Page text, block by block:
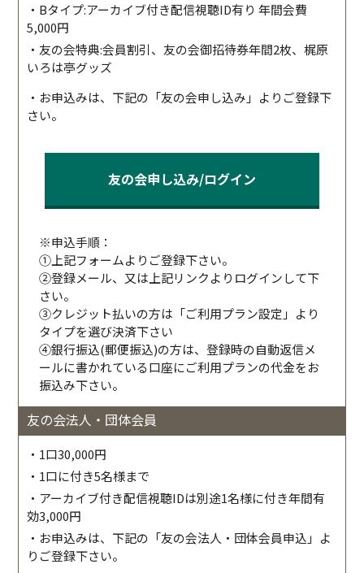
・Bタイプ:アーカイブ付き配信視聴ID有り 年間会費
5,000円
・友の会特典:会員割引、友の会御招待券年間2枚、梶原
いろは亭グッズ
・お申込みは、下記の「友の会申し込み」よりご登録下
さい。
友の会申し込み/ログイン
※申込手順：
①上記フォームよりご登録下さい。
②登録メール、又は上記リンクよりログインして下
さい。
③クレジット払いの方は「ご利用プラン設定」より
タイプを選び決済下さい
④銀行振込(郵便振込)の方は、登録時の自動返信メ
ールに書かれている口座にご利用プランの代金をお
振込み下さい。
友の会法人・団体会員
・1口30,000円
・1口に付き5名様まで
・アーカイブ付き配信視聴IDは別途1名様に付き年間有
効3,000円
・お申込みは、下記の「友の会法人・団体会員申込」よ
りご登録下さい。